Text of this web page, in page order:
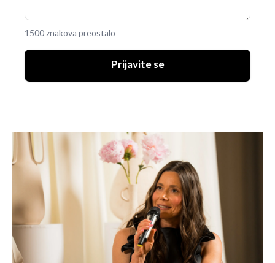
1500 znakova preostalo
Prijavite se